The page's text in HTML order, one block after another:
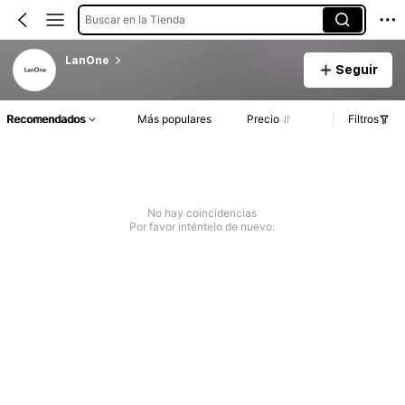
Buscar en la Tienda
LanOne
Seguir
Recomendados Más populares Precio Filtros
No hay coincidencias
Por favor inténtelo de nuevo.